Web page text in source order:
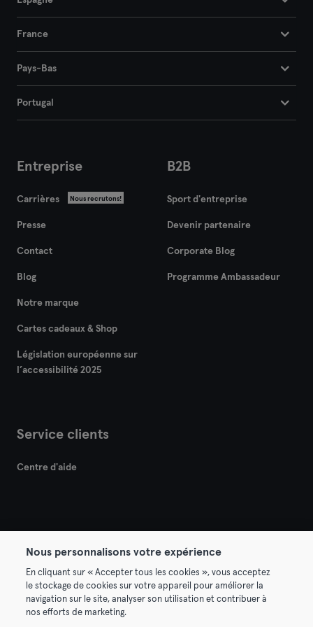
France
Pays-Bas
Portugal
Entreprise
Carrières Nous recrutons!
Presse
Contact
Blog
Notre marque
Cartes cadeaux & Shop
Législation européenne sur
l’accessibilité 2025
B2B
Sport d'entreprise
Devenir partenaire
Corporate Blog
Programme Ambassadeur
Service clients
Centre d'aide
Conditions générales Politique de confidentialité
Mentions légales Résilier les contrats ici
Nous personnalisons votre expérience
En cliquant sur « Accepter tous les cookies », vous acceptez
le stockage de cookies sur votre appareil pour améliorer la
navigation sur le site, analyser son utilisation et contribuer à
nos efforts de marketing.